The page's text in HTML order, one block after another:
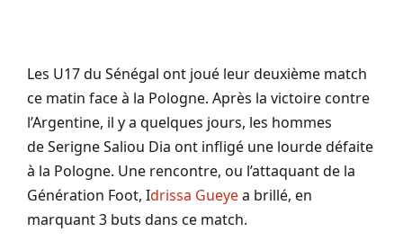
Les U17du Sénégal ont joué leur deuxième match
ce matin face à la Pologne. Après la victoire contre
l’Argentine, il y a quelques jours, les hommes
deSerigneSaliou Dia ont infligé une lourde défaite
à la Pologne. Une rencontre, ou l’attaquant de la
Génération Foot, Idrissa Gueyea brillé, en
marquant 3 buts dans ce match.